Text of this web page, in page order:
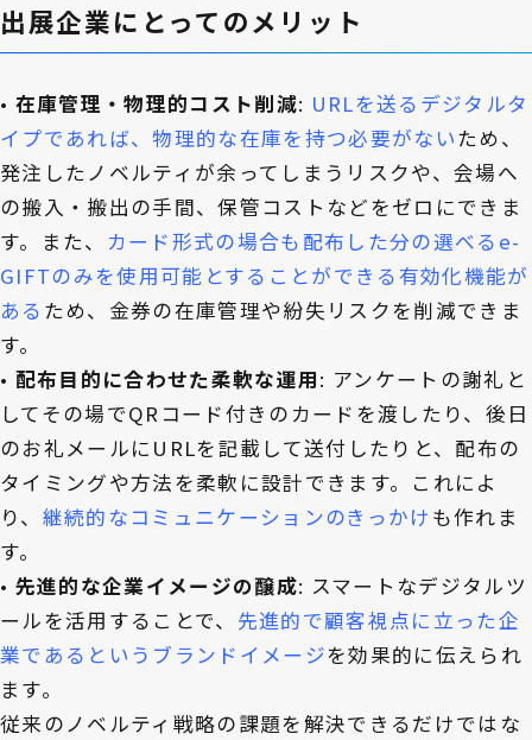
出展企業にとってのメリット
• 在庫管理・物理的コスト削減: URLを送るデジタルタ
イプであれば、物理的な在庫を持つ必要がないため、
発注したノベルティが余ってしまうリスクや、会場へ
の搬入・搬出の手間、保管コストなどをゼロにできま
す。また、 カード形式の場合も配布した分の選べるe-
GIFTのみを使用可能とすることができる有効化機能が
ある ため、金券の在庫管理や紛失リスクを削減できま
す。
• 配布目的に合わせた柔軟な運用: アンケートの謝礼と
してその場でQRコード付きのカードを渡したり、後日
のお礼メールにURLを記載して送付したりと、配布の
タイミングや方法を柔軟に設計できます。これによ
り、 継続的なコミュニケーションのきっかけ も作れま
す。
• 先進的な企業イメージの醸成: スマートなデジタルツ
ールを活用することで、 先進的で顧客視点に立った企
業であるというブランドイメージを効果的に伝えられ
ます。
従来のノベルティ戦略の課題を解決できるだけではな